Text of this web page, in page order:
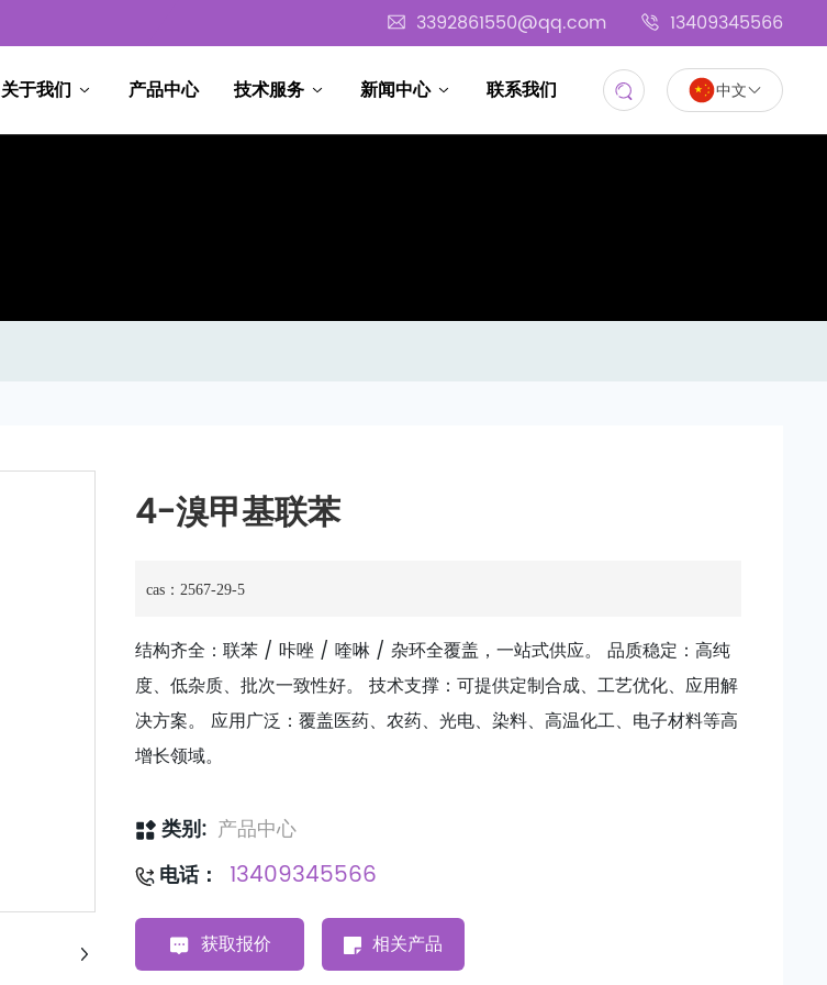
3392861550@qq.com 13409345566
关于我们 产品中心 技术服务 新闻中心 联系我们 中文
4-溴甲基联苯
cas：2567-29-5
结构齐全：联苯 / 咔唑 / 喹啉 / 杂环全覆盖，一站式供应。 品质稳定：高纯
度、低杂质、批次一致性好。 技术支撑：可提供定制合成、工艺优化、应用解
决方案。 应用广泛：覆盖医药、农药、光电、染料、高温化工、电子材料等高
增长领域。
类别: 产品中心
电话：
13409345566
获取报价 相关产品